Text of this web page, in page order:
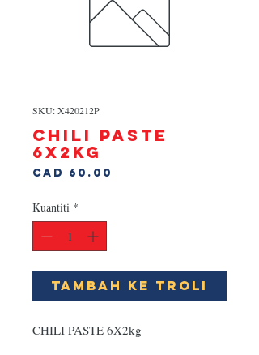
SKU: X420212P
CHILI PASTE
6X2kg
CAD 60.00
Kuantiti *
Tambah ke Troli
CHILI PASTE 6X2kg